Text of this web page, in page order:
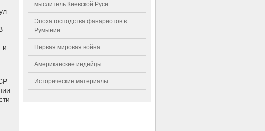
и
мыслитель Киевской Руси
Эпоха господства фанариотов в
Румынии
Первая мировая война
Американские индейцы
Исторические материалы